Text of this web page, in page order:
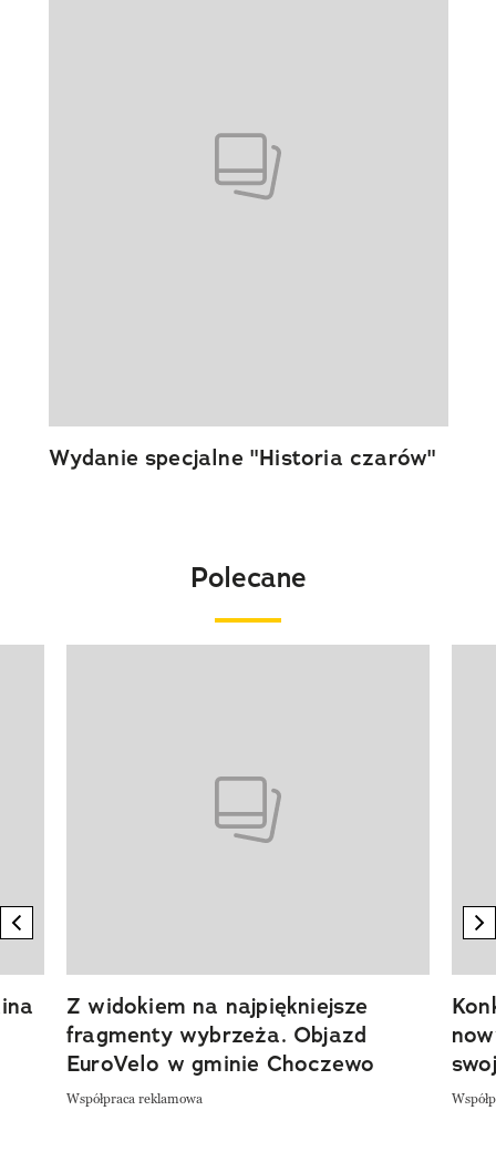
Wydanie specjalne "Historia czarów"
Polecane
previous element
Z widokiem na najpiękniejsze
fragmenty wybrzeża. Objazd
EuroVelo w gminie Choczewo
Współpraca reklamowa